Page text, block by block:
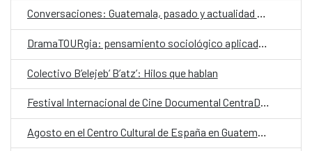
Conversaciones: Guatemala, pasado y actualidad en el valle de La Ermita
DramaTOURgia: pensamiento sociológico aplicado a la creación escénica
Colectivo B’elejeb’ B’atz’: Hilos que hablan
Festival Internacional de Cine Documental CentraDoc
Agosto en el Centro Cultural de España en Guatemala